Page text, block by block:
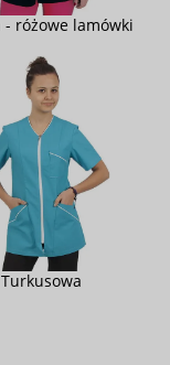
- różowe lamówki
Turkusowa